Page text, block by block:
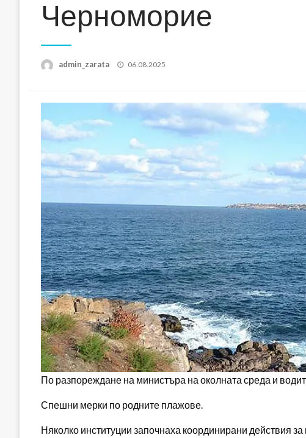
Черноморие
admin_zarata
Posted
06.08.2025
По разпореждане на министъра на околната среда и
Спешни мерки по родните плажове.
Няколко институции започнаха координирани действия